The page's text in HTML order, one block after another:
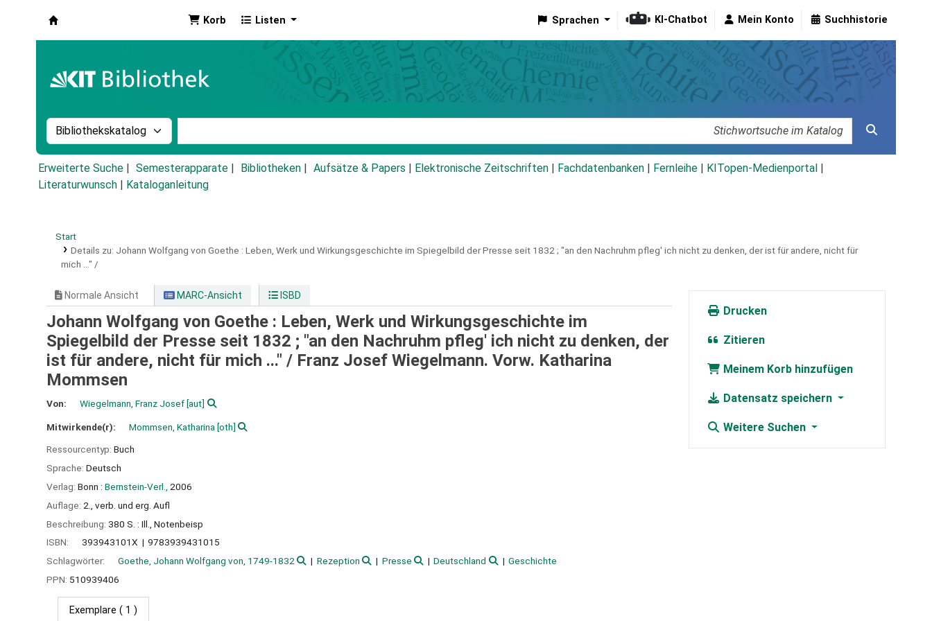
Korb Listen Sprachen KI-Chatbot Mein Konto Suchhistorie
Suche im Katalog nach:
Erweiterte Suche Semesterapparate Bibliotheken Aufsätze & Papers Elektronische Zeitschriften Fachdatenbanken Fernleihe KITopen-Medienportal
Literaturwunsch
Kataloganleitung
Start
Details zu: Johann Wolfgang von Goethe : Leben, Werk und Wirkungsgeschichte im Spiegelbild der Presse seit 1832 ; "an den Nachruhm pfleg' ich nicht zu denken, der ist für andere, nicht für
mich ..." /
Normale Ansicht MARC-Ansicht ISBD
Johann Wolfgang von Goethe : Leben, Werk und Wirkungsgeschichte im
Spiegelbild der Presse seit 1832 ; "an den Nachruhm pfleg' ich nicht zu denken, der
ist für andere, nicht für mich ..." / Franz Josef Wiegelmann. Vorw. Katharina
Mommsen
Von: Wiegelmann, Franz Josef[aut]
Mitwirkende(r): Mommsen, Katharina [oth]
Ressourcentyp: Buch
Sprache: Deutsch
Verlag: Bonn : Bernstein-Verl.,
2006
Auflage: 2., verb. und erg. Aufl
Beschreibung: 380 S. : Ill., Notenbeisp
ISBN:
393943101X
9783939431015
Schlagwörter:
Goethe, Johann Wolfgang von, 1749-1832 Rezeption Presse Deutschland
Geschichte
PPN: 510939406
Exemplare ( 1 )
Drucken
Zitieren
Meinem Korb hinzufügen
Datensatz speichern
Weitere Suchen